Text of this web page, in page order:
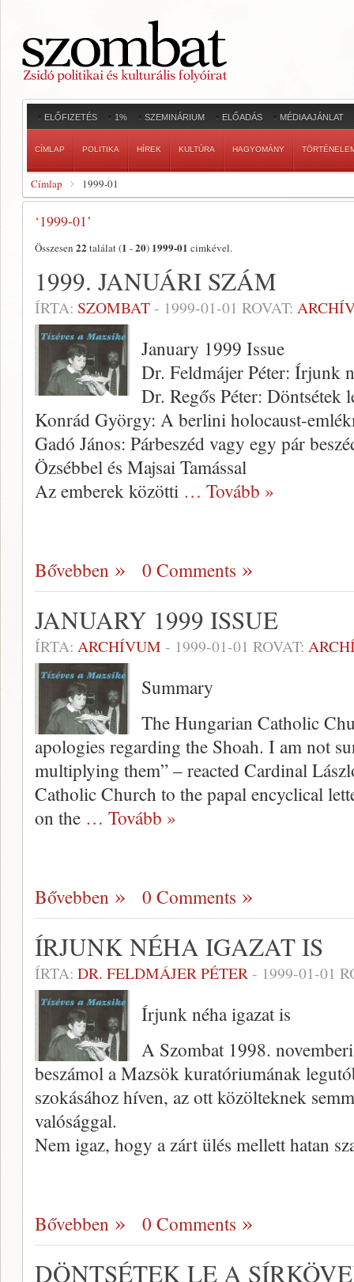
ELŐFIZETÉS 1% SZEMINÁRIUM ELŐADÁS MÉDIAAJÁNLAT
CÍMLAP POLITIKA HÍREK KULTÚRA HAGYOMÁNY
Címlap 1999-01
‘1999-01’
Összesen 22 találat (1 -20) 1999-01 cimkével.
1999. JANUÁRI SZÁM
ÍRTA: SZOMBAT- 1999-01-01 ROVAT:
January 1999 Issue
Dr. Feldmájer Péter: Írjunk
Dr. Regős Péter: Döntsétek
Konrád György: A berlini holocaust-
Gadó János: Párbeszéd vagy egy pár
Özsébbel és Majsai Tamással
Az emberek közötti … Tovább »
Bővebben 0 Comments
JANUARY 1999 ISSUE
ÍRTA: ARCHÍVUM - 1999-01-01 ROVAT:
Summary
The Hungarian Catholic
apologies regarding the Shoah. I am not
multiplying them” – reacted Cardinal
Catholic Church to the papal encyclical
on the … Tovább »
Bővebben 0 Comments
ÍRJUNK NÉHA IGAZAT IS
ÍRTA: DR. FELDMÁJER PÉTER- 1999-01-01
Írjunk néha igazat is
A Szombat 1998.
beszámol a Mazsök kura­tóriumának
szokásához híven, az ott közölteknek
valósággal.
Nem igaz, hogy a zárt ülés mellett hatan
Bővebben 0 Comments
DÖNTSÉTEK LE A